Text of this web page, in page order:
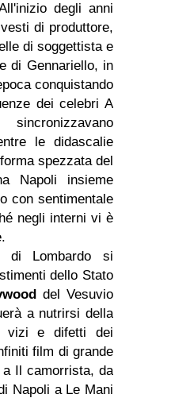
degli anni
di produttore,
di soggettista e
di Gennariello, in
conquistando
dei celebri A
le didascalie
spezzata del
Napoli insieme
con sentimentale
negli interni vi è
di Lombardo si
dello Stato
del Vesuvio
a nutrirsi della
vizi e difetti dei
film di grande
Il camorrista, da
Napoli a Le Mani